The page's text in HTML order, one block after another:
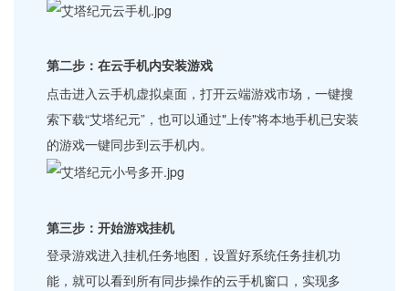
第二步：在云手机内安装游戏
点击进入云手机虚拟桌面，打开云端游戏市场，一键搜
索下载“艾塔纪元”，也可以通过"上传"将本地手机已安装
的游戏一键同步到云手机内。
第三步：开始游戏挂机
登录游戏进入挂机任务地图，设置好系统任务挂机功
能，就可以看到所有同步操作的云手机窗口，实现多